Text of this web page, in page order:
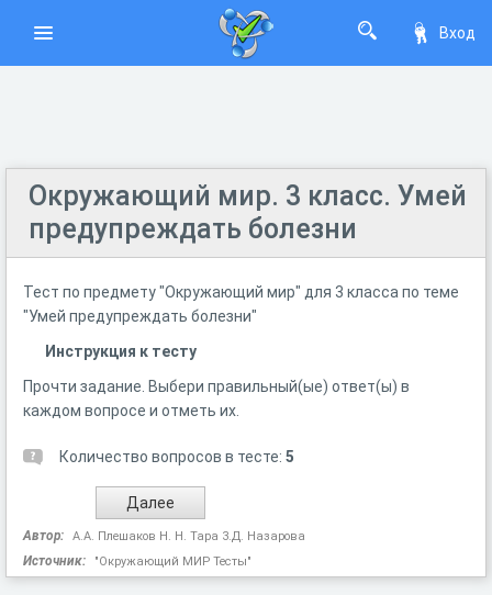
Вход
Окружающий мир. 3 класс. Умей
предупреждать болезни
Тест по предмету "Окружающий мир" для 3 класса по теме
"Умей предупреждать болезни"
Инструкция к тесту
Прочти задание. Выбери правильный(ые) ответ(ы) в
каждом вопросе и отметь их.
Количество вопросов в тесте: 5
Автор: А.А. Плешаков Н. Н. Тара 3.Д. Назарова
Источник: "Окружающий МИР Тесты"